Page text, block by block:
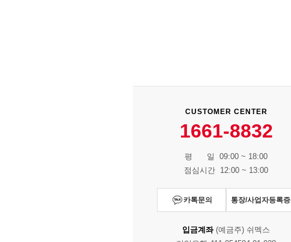
CUSTOMER CENTER
1661-8832
평 일 09:00 ~ 18:00
점심시간 12:00 ~ 13:00
카톡문의 통장/사업자등록증
입금계좌(예금주) 쉬멕스